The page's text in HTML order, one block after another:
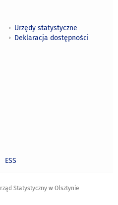
Urzędy statystyczne
Deklaracja dostępności
ESS
Statystyczny w Olsztynie